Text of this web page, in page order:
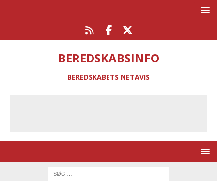
BEREDSKABSINFO
BEREDSKABETS NETAVIS